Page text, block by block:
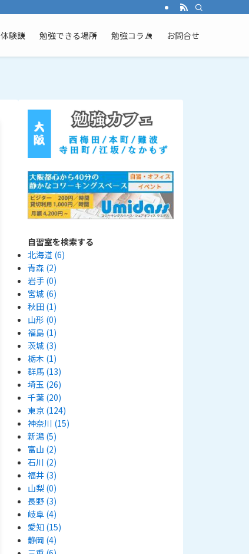
体験談 勉強できる場所 勉強コラム お問合せ
自習室を検索する
北海道 (6)
青森 (2)
岩手 (0)
宮城 (6)
秋田 (1)
山形 (0)
福島 (1)
茨城 (3)
栃木 (1)
群馬 (13)
埼玉 (26)
千葉 (20)
東京 (124)
神奈川 (15)
新潟 (5)
富山 (2)
石川 (2)
福井 (3)
山梨 (0)
長野 (3)
岐阜 (4)
愛知 (15)
静岡 (4)